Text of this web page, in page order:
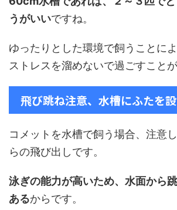
うがいいですね。
ゆったりとした環境で飼うことに
ストレスを溜めないで過ごすことが
飛び跳ね注意、水槽にふたを
コメットを水槽で飼う場合、注意
らの飛び出しです。
泳ぎの能力が高いため、水面から
あるからです。